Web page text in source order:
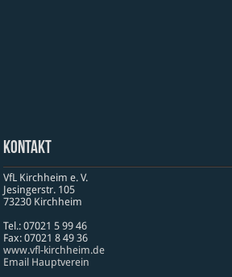
Kontakt
VfL Kirchheim e. V.
Jesinger­str. 105
73230 Kirch­heim
Tel.: 07021 5 99 46
Fax: 07021 8 49 36
www​.vfl​-kirch​heim​.de
Email Hauptverein